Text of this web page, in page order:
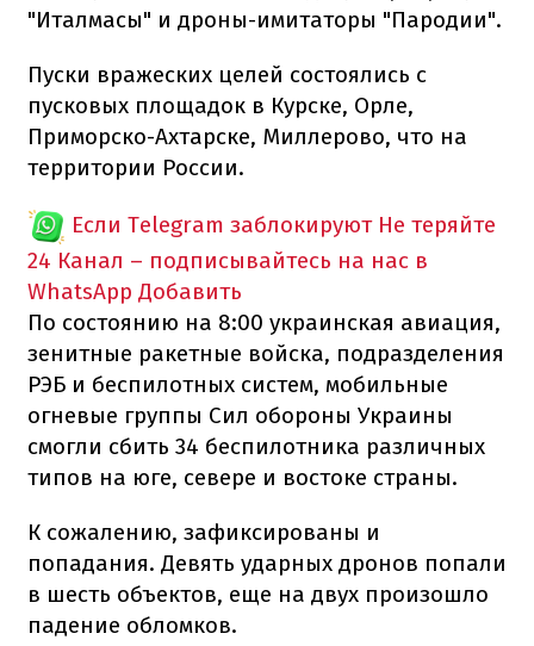
"Италмасы" и дроны-имитаторы "Пародии".
Пуски вражеских целей состоялись с
пусковых площадок в Курске, Орле,
Приморско-Ахтарске, Миллерово, что на
территории России.
Если Telegram заблокируют Не теряйте
24 Канал – подписывайтесь на нас в
WhatsApp Добавить
По состоянию на 8:00 украинская авиация,
зенитные ракетные войска, подразделения
РЭБ и беспилотных систем, мобильные
огневые группы Сил обороны Украины
смогли сбить 34 беспилотника различных
типов на юге, севере и востоке страны.
К сожалению, зафиксированы и
попадания. Девять ударных дронов попали
в шесть объектов, еще на двух произошло
падение обломков.